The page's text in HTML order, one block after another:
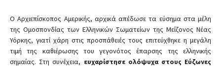
Ο Αρχιεπίσκοπος Αμερικής, αρχικά απέδωσε τα εύσημα στα μέλη
της Ομοσπονδίας των Ελληνικών Σωματείων της Μείζονος Νέας
Υόρκης, γιατί χάρη στις προσπάθειές τους επιτεύχθηκε η μεγάλη
τιμή της καθιέρωσης του γεγονότος έπαρσης της ελληνικής
σημαίας. Στη συνέχεια, ευχαρίστησε ολόψυχα στους Εύζωνες